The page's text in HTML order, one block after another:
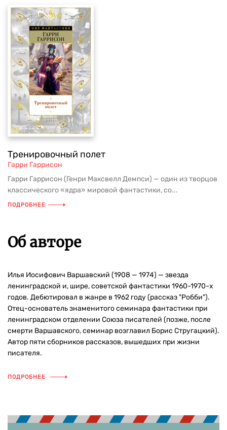
Тренировочный полет
Гарри Гаррисон
Гарри Гаррисон (Генри Максвелл Демпси) — один из творцов
классического «ядра» мировой фантастики, со...
ПОДРОБНЕЕ
Об авторе
Илья Иосифович Варшавский (1908 — 1974) — звезда
ленинградской и, шире, советской фантастики 1960-1970-х
годов. Дебютировал в жанре в 1962 году (рассказ "Робби").
Отец-основатель знаменитого семинара фантастики при
ленинградском отделении Союза писателей (позже, после
смерти Варшавского, семинар возглавил Борис Стругацкий).
Автор пяти сборников рассказов, вышедших при жизни
писателя.
ПОДРОБНЕЕ